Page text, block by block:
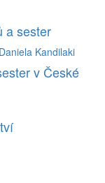
a sester
Daniela Kandilaki
v České